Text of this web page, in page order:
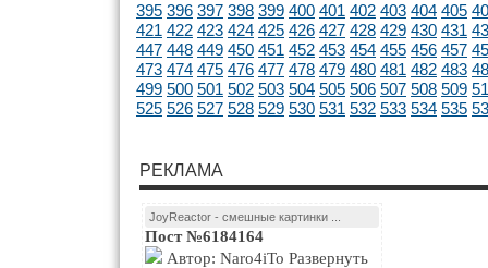
395 396 397 398 399 400 401 402 403 404 405
421 422 423 424 425 426 427 428 429 430 431
447 448 449 450 451 452 453 454 455 456 457
473 474 475 476 477 478 479 480 481 482 483
499 500 501 502 503 504 505 506 507 508 509
525 526 527 528 529 530 531 532 533 534 535
РЕКЛАМА
JoyReactor - смешные картинки ...
Пост №6184164